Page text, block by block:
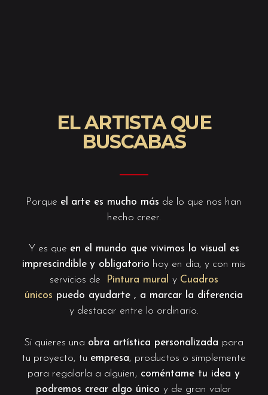
EL ARTISTA QUE
BUSCABAS
———
Porque el arte es mucho más de lo que nos han
hecho creer.
Y es que en el mundo que vivimos lo visual es
imprescindible y obligatorio hoy en día, y con mis
servicios de
Pintura mural y Cuadros
únicos puedo ayudarte , a marcar la diferencia
y destacar entre lo ordinario.
Si quieres una obra artística personalizada para
tu proyecto, tu empresa, productos o simplemente
para regalarla a alguien, coméntame tu idea y
podremos crear algo únicoy de gran valor